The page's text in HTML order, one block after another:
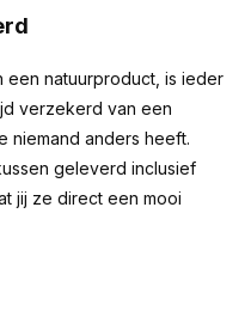
een natuurproduct, is ieder
verzekerd van een
niemand anders heeft.
geleverd inclusief
jij ze direct een mooi